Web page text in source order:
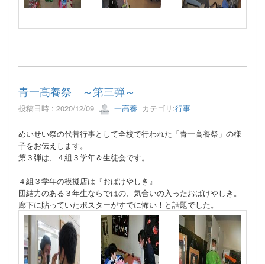
青一高養祭 ～第三弾～
投稿日時 : 2020/12/09 一高養 カテゴリ:行事
めいせい祭の代替行事として全校で行われた「青一高養祭」の様
子をお伝えします。
第３弾は、４組３学年＆生徒会です。
４組３学年の模擬店は『おばけやしき』
団結力のある３年生ならではの、気合いの入ったおばけやしき。
廊下に貼っていたポスターがすでに怖い！と話題でした。